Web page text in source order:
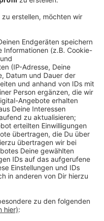
das Marketing der
gehört aber nicht
um eine Veranstaltung
Marketing-
Er sieht mehr
So soll das
im August
wieder auf vier
getanzt werden.
im Juni, Oktober
Rahmenprogramm.